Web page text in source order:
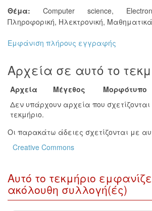
Θέμα:
Computer science,
Πληροφορική, Ηλεκτρονική, Μαθηματικά
Εμφάνιση πλήρους εγγραφής
Αρχεία σε αυτό το
Αρχεία Μέγεθος Μορφότυπο
Δεν υπάρχουν αρχεία που
τεκμήριο.
Οι παρακάτω άδειες σχετίζονται με
Creative Commons
Αυτό το τεκμήριο
ακόλουθη συλλογή(ές)